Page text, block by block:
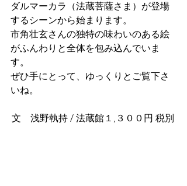
ダルマーカラ（法蔵菩薩さま）が登場
するシーンから始まります。
市角壮玄さんの独特の味わいのある絵
がふんわりと全体を包み込んでいま
す。
ぜひ手にとって、ゆっくりとご覧下さ
いね。
文　浅野執持 / 法蔵館１,３００円 税別